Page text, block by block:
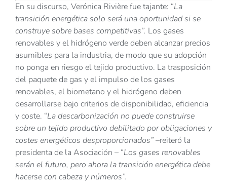
En su discurso, Verónica Rivière fue tajante: “La
transición energética solo será una oportunidad si se
construye sobre bases competitivas”. Los gases
renovables y el hidrógeno verde deben alcanzar precios
asumibles para la industria, de modo que su adopción
no ponga en riesgo el tejido productivo. La trasposición
del paquete de gas y el impulso de los gases
renovables, el biometano y el hidrógeno deben
desarrollarse bajo criterios de disponibilidad, eficiencia
y coste. “La descarbonización no puede construirse
sobre un tejido productivo debilitado por obligaciones y
costes energéticos desproporcionados” –reiteró la
presidenta de la Asociación – “Los gases renovables
serán el futuro, pero ahora la transición energética debe
hacerse con cabeza y números”.